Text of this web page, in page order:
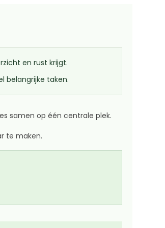
en rust krijgt.
belangrijke taken.
samen op één centrale plek.
te maken.